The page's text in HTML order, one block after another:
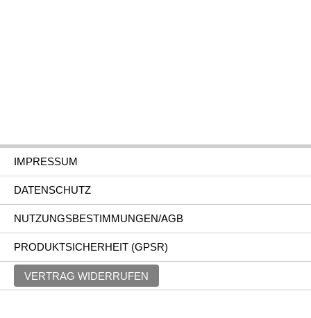
IMPRESSUM
DATENSCHUTZ
NUTZUNGSBESTIMMUNGEN/AGB
PRODUKTSICHERHEIT (GPSR)
VERTRAG WIDERRUFEN